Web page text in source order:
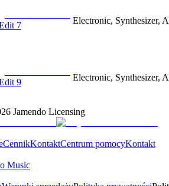
7
Electronic, Synthesizer,
9
Electronic, Synthesizer,
Jamendo Licensing
CennikKontaktCentrum pomocyKontakt
Music